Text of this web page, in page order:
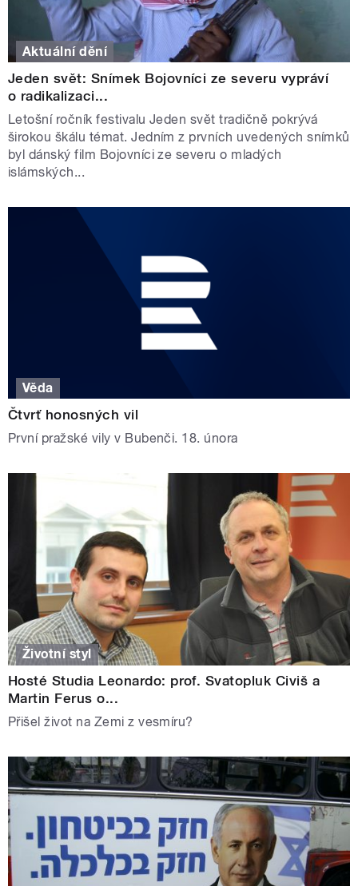
Aktuální dění
Jeden svět: Snímek Bojovníci ze severu vypráví
o radikalizaci...
Letošní ročník festivalu Jeden svět tradičně pokrývá
širokou škálu témat. Jedním z prvních uvedených snímků
byl dánský film Bojovníci ze severu o mladých
islámských...
Věda
Čtvrť honosných vil
První pražské vily v Bubenči. 18. února
Životní styl
Hosté Studia Leonardo: prof. Svatopluk Civiš a
Martin Ferus o...
Přišel život na Zemi z vesmíru?